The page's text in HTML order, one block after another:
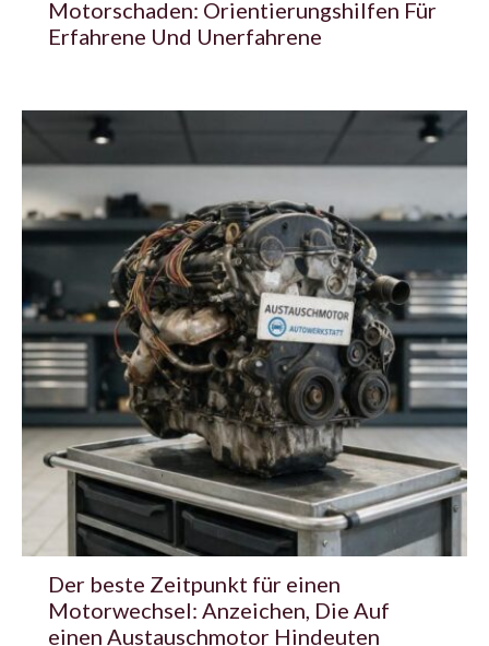
Motorschaden: Orientierungshilfen Für
Erfahrene Und Unerfahrene
Der beste Zeitpunkt für einen
Motorwechsel: Anzeichen, Die Auf
einen Austauschmotor Hindeuten